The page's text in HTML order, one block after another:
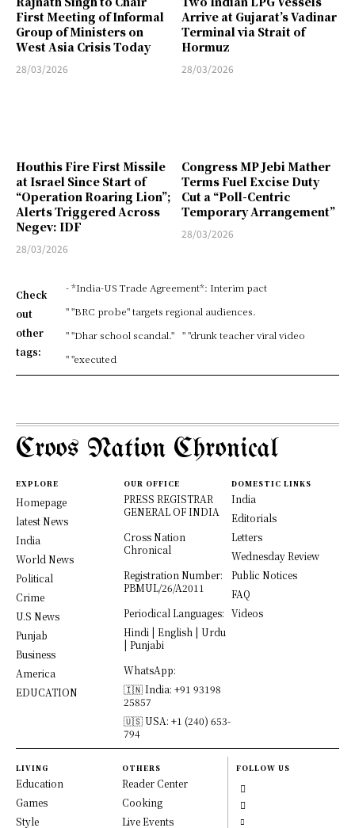
First Meeting of Informal
Group of Ministers on
West Asia Crisis Today
28/03/2026
Arrive at Gujarat’s Vadinar
Terminal via Strait of
Hormuz
28/03/2026
Houthis Fire First Missile
at Israel Since Start of
“Operation Roaring Lion”;
Alerts Triggered Across
Negev: IDF
28/03/2026
Congress MP Jebi Mather
Terms Fuel Excise Duty
Cut a “Poll-Centric
Temporary Arrangement”
28/03/2026
Check
out
other
tags:
- *India-US Trade Agreement*: Interim pact
" "BRC probe" targets regional audiences.
" "Dhar school scandal." " "drunk teacher viral video
" "executed
Croos Nation Chronical
EXPLORE
Homepage
latest News
India
World News
Political
Crime
U.S News
Punjab
Business
America
EDUCATION
OUR OFFICE
PRESS REGISTRAR
GENERAL OF INDIA
Cross Nation
Chronical
Registration Number:
PBMUL/26/A2011
Periodical Languages:
Hindi | English | Urdu
| Punjabi
WhatsApp:
🇮🇳 India: +91 93198
25857
🇺🇸 USA: +1 (240) 653-
794
DOMESTIC LINKS
India
Editorials
Letters
Wednesday Review
Public Notices
FAQ
Videos
LIVING
Education
Games
Style
OTHERS
Reader Center
Cooking
Live Events
FOLLOW US